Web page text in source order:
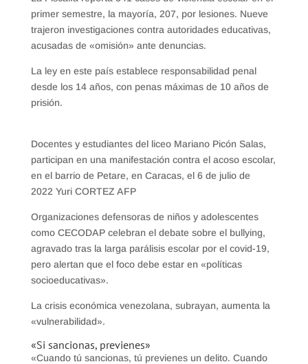
primer semestre, la mayoría, 207, por lesiones. Nueve
trajeron investigaciones contra autoridades educativas,
acusadas de «omisión» ante denuncias.
La ley en este país establece responsabilidad penal
desde los 14 años, con penas máximas de 10 años de
prisión.
Docentes y estudiantes del liceo Mariano Picón Salas,
participan en una manifestación contra el acoso escolar,
en el barrio de Petare, en Caracas, el 6 de julio de
2022 Yuri CORTEZ AFP
Organizaciones defensoras de niños y adolescentes
como CECODAP celebran el debate sobre el bullying,
agravado tras la larga parálisis escolar por el covid-19,
pero alertan que el foco debe estar en «políticas
socioeducativas».
La crisis económica venezolana, subrayan, aumenta la
«vulnerabilidad».
«Si sancionas, previenes»
«Cuando tú sancionas, tú previenes un delito. Cuando